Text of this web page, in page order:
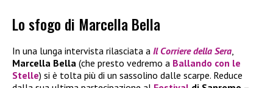
Lo sfogo di Marcella Bella
In una lunga intervista rilasciata a Il Corriere della Sera
Marcella Bella (che presto vedremo a Ballando con le
Stelle) si è tolta più di un sassolino dalle scarpe. Reduce